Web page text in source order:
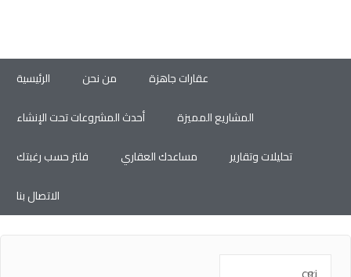
الرئيسية من نحن
عقارات جاهزة
أحدث المشروعات تحت الإنشاء
المشاريع المميزة
فلتر حسب رغبتك
مساعدك العقاري
تحليلات وتقارير
الاتصال بنا